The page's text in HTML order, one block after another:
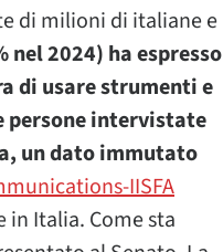
di milioni di italiane e
2024) ha espresso
di usare strumenti e
persone intervistate
un dato immutato
IISFA
in Italia. Come sta